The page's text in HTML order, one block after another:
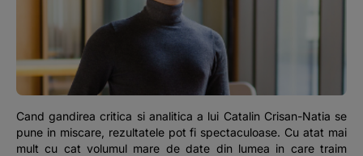
Podcast
The MacRO Zone
Pentru antreprenori
Cand gandirea critica si analitica a lui Catalin Crisan-Natia se
pune in miscare, rezultatele pot fi spectaculoase. Cu atat mai
mult cu cat volumul mare de date din lumea in care traim